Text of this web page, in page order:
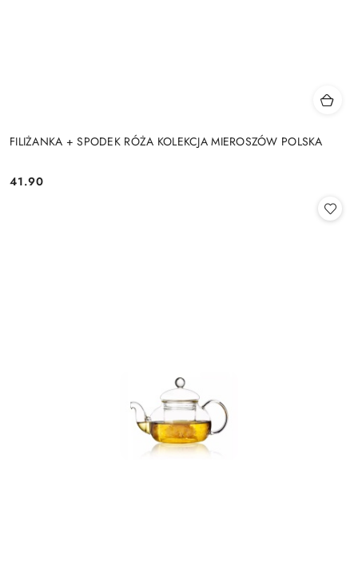
FILIŻANKA + SPODEK RÓŻA KOLEKCJA MIEROSZÓW POLSKA
Cena:
41.90